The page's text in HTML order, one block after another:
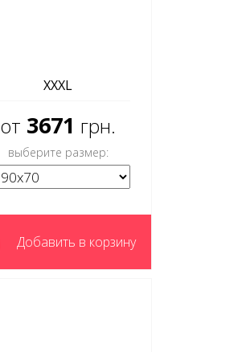
XXXL
от 3671 грн.
выберите размер:
Добавить в корзину